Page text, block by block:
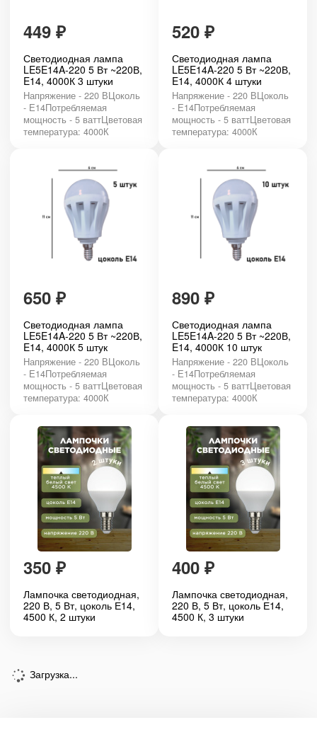
449 ₽
Светодиодная лампа
LE5E14A-220 5 Вт ~220В,
E14, 4000К 3 штуки
Напряжение - 220 ВЦоколь
- Е14Потребляемая
мощность - 5 ваттЦветовая
температура: 4000К
520 ₽
Светодиодная лампа
LE5E14A-220 5 Вт ~220В,
E14, 4000К 4 штуки
Напряжение - 220 ВЦоколь
- Е14Потребляемая
мощность - 5 ваттЦветовая
температура: 4000К
650 ₽
Светодиодная лампа
LE5E14A-220 5 Вт ~220В,
E14, 4000К 5 штук
Напряжение - 220 ВЦоколь
- Е14Потребляемая
мощность - 5 ваттЦветовая
температура: 4000К
890 ₽
Светодиодная лампа
LE5E14A-220 5 Вт ~220В,
E14, 4000К 10 штук
Напряжение - 220 ВЦоколь
- Е14Потребляемая
мощность - 5 ваттЦветовая
температура: 4000К
350 ₽
Лампочка светодиодная,
220 В, 5 Вт, цоколь Е14,
4500 К, 2 штуки
400 ₽
Лампочка светодиодная,
220 В, 5 Вт, цоколь Е14,
4500 К, 3 штуки
Загрузка...